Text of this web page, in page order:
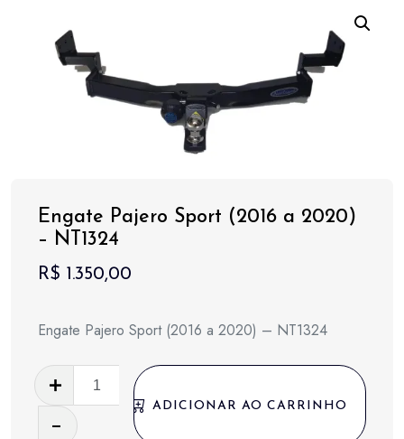
Engate Pajero Sport (2016 a 2020)
– NT1324
R$ 1.350,00
Engate Pajero Sport (2016 a 2020) – NT1324
Engate
Pajero
Sport
ADICIONAR AO CARRINHO